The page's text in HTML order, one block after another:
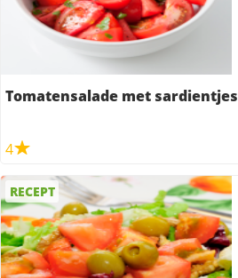
Tomatensalade met sardientjes
4
RECEPT